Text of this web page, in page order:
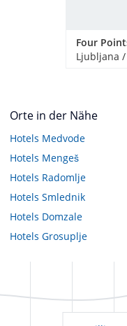
Ljubljana
Orte in der Nähe
Hotels Medvode
Hotels Mengeš
Hotels Radomlje
Hotels Smlednik
Hotels Domzale
Hotels Grosuplje